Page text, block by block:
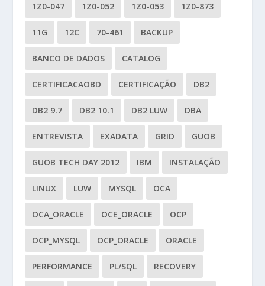
1Z0-047 1Z0-052 1Z0-053 1Z0-873
11G 12C 70-461 BACKUP
BANCO DE DADOS CATALOG
CERTIFICACAOBD CERTIFICAÇÃO DB2
DB2 9.7 DB2 10.1 DB2 LUW DBA
ENTREVISTA EXADATA GRID GUOB
GUOB TECH DAY 2012 IBM INSTALAÇÃO
LINUX LUW MYSQL OCA
OCA_ORACLE OCE_ORACLE OCP
OCP_MYSQL OCP_ORACLE ORACLE
PERFORMANCE PL/SQL RECOVERY